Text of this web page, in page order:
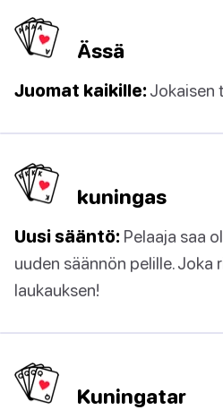
Ässä
Juomat kaikille: Jokaisen
kuningas
Uusi sääntö: Pelaaja saa
uuden säännön pelille. Joka
laukauksen!
Kuningatar